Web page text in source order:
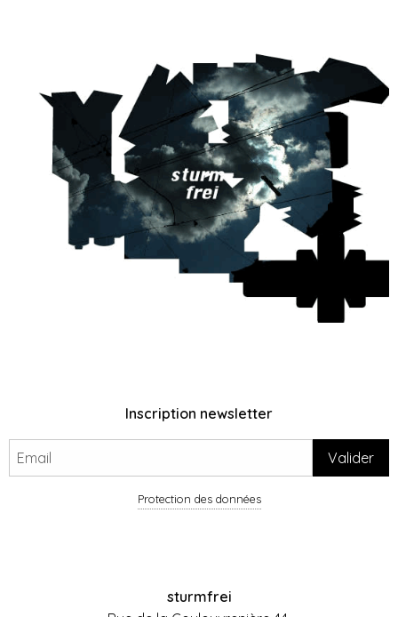
Inscription newsletter
Protection des données
sturmfrei